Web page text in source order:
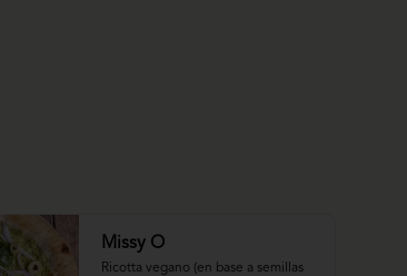
Missy O
Ricotta vegano (en base a semillas